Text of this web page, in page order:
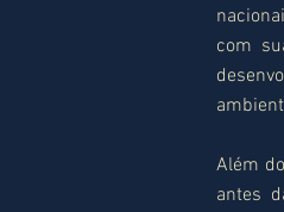
com
Além
antes